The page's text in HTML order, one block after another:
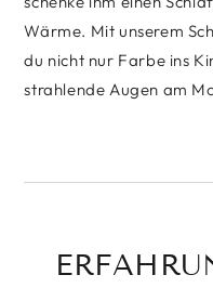
Wärme. Mit unserem
du nicht nur Farbe ins
strahlende Augen am